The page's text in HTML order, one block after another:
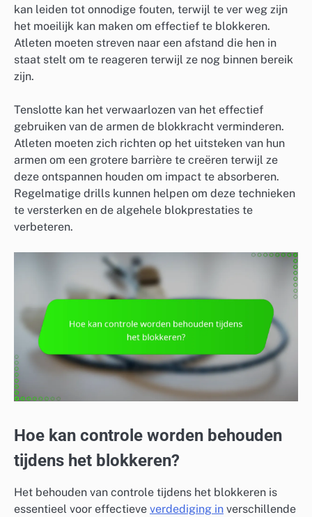
kan leiden tot onnodige fouten, terwijl te ver weg zijn
het moeilijk kan maken om effectief te blokkeren.
Atleten moeten streven naar een afstand die hen in
staat stelt om te reageren terwijl ze nog binnen bereik
zijn.
Tenslotte kan het verwaarlozen van het effectief
gebruiken van de armen de blokkracht verminderen.
Atleten moeten zich richten op het uitsteken van hun
armen om een grotere barrière te creëren terwijl ze
deze ontspannen houden om impact te absorberen.
Regelmatige drills kunnen helpen om deze technieken
te versterken en de algehele blokprestaties te
verbeteren.
Hoe kan controle worden behouden
tijdens het blokkeren?
Het behouden van controle tijdens het blokkeren is
essentieel voor effectieve verdediging in verschillende